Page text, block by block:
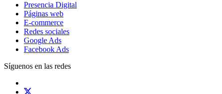
Presencia Digital
Páginas web
E-commerce
Redes sociales
Google Ads
Facebook Ads
Síguenos en las redes